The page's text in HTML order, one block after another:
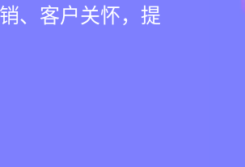
会员、财务、营
、客户关怀，提
、房间/床位状态
效果对比，数据